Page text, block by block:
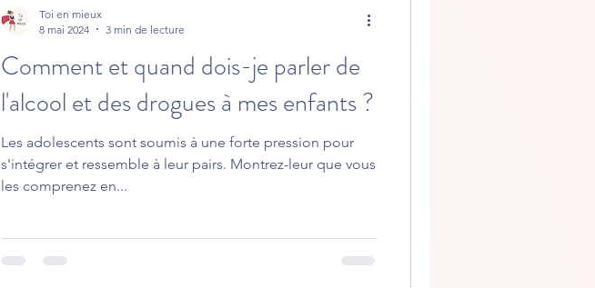
Comment et quand dois-je parler de
l'alcool et des drogues à mes enfants ?
Les adolescents sont soumis à une forte pression pour
s'intégrer et ressemble à leur pairs. Montrez-leur que vous
les comprenez en...
Toi en mieux
8 mai 2024
3 min de lecture